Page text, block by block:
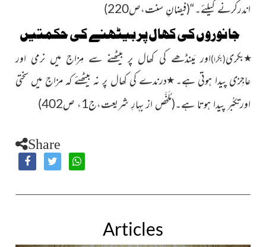
اندرکرنے کیلئے۔“(فیضانِ سنت،ص220)
جانوروں کی کھال پر بیٹھنے کی حکمتیں
٭بکری(بکرا)اور مَینڈھے کی کھال پر بیٹھنے سے مِزاج میں نرمی اور
عاجِزی پیدا ہوتی ہے۔٭درندے کی کھال پر نہ بیٹھئے کہ مزاج میں سختی
اورتکبُّر پیدا ہوتا ہے۔(مُلَخَّص از بہارِ شریعت،ج1، ص 402
)
Share
Articles